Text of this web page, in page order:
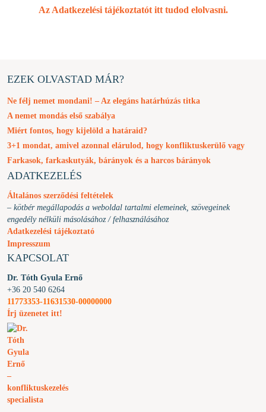
Az Adatkezelési tájékoztatót itt tudod elolvasni.
EZEK OLVASTAD MÁR?
Ne félj nemet mondani! – Az elegáns határhúzás titka
A nemet mondás első szabálya
Miért fontos, hogy kijelöld a határaid?
3+1 mondat, amivel azonnal elárulod, hogy konfliktuskerülő vagy
Farkasok, farkaskutyák, bárányok és a harcos bárányok
ADATKEZELÉS
Általános szerződési feltételek
– kötbér megállapodás a weboldal tartalmi elemeinek, szövegeinek
engedély nélküli másolásához / felhasználásához
Adatkezelési tájékoztató
Impresszum
KAPCSOLAT
Dr. Tóth Gyula Ernő
+36 20 540 6264
11773353-11631530-00000000
Írj üzenetet itt!